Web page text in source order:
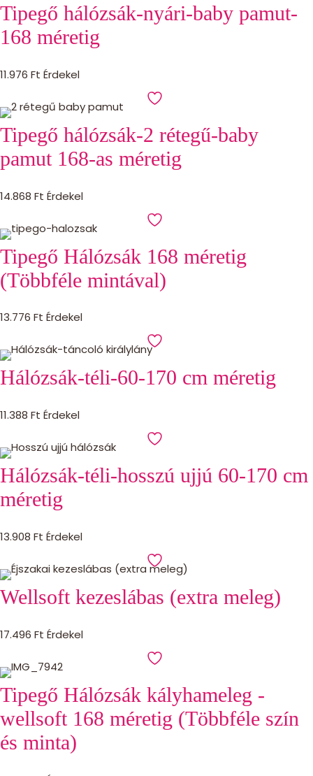
Tipegő hálózsák-nyári-baby pamut-
168 méretig
11.976 Ft Érdekel
Tipegő hálózsák-2 rétegű-baby
pamut 168-as méretig
14.868 Ft Érdekel
Tipegő Hálózsák 168 méretig
(Többféle mintával)
13.776 Ft Érdekel
Hálózsák-téli-60-170 cm méretig
11.388 Ft Érdekel
Hálózsák-téli-hosszú ujjú 60-170 cm
méretig
13.908 Ft Érdekel
Wellsoft kezeslábas (extra meleg)
17.496 Ft Érdekel
Tipegő Hálózsák kályhameleg -
wellsoft 168 méretig (Többféle szín
és minta)